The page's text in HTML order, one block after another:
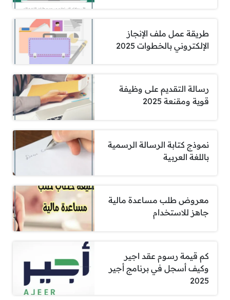
طريقة عمل ملف الإنجاز
الإلكتروني بالخطوات 2025
رسالة التقديم على وظيفة
قوية ومقنعة 2025
نموذج كتابة الرسالة الرسمية
باللغة العربية
معروض طلب مساعدة مالية
جاهز للاستخدام
كم قيمة رسوم عقد اجير
وكيف أسجل في برنامج أجير
2025